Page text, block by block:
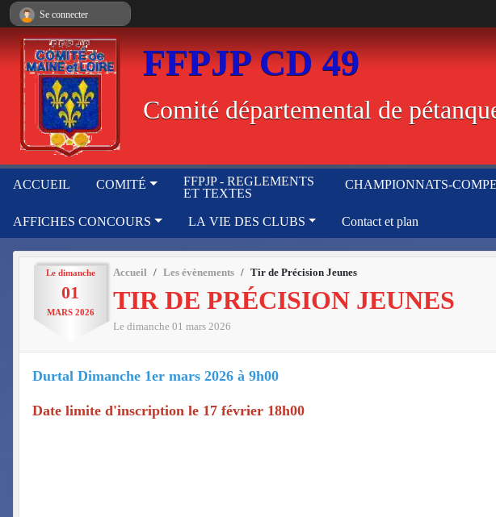
FFPJP CD 49
Comité départemental de
ACCUEIL COMITÉ
FFPJP - REGLEMENTS
ET TEXTES
CHAMPIONNATS-
AFFICHES CONCOURS LA VIE DES CLUBS Contact et plan
Le dimanche
01
MARS 2026
Accueil Les évènements Tir de Précision Jeunes
TIR DE PRÉCISION JEUNES
Le dimanche 01 mars 2026
Durtal Dimanche 1er mars 2026 à 9h00
Date limite d'inscription le 17 février 18h00
Se connecter
Panneau de gestion des cookies